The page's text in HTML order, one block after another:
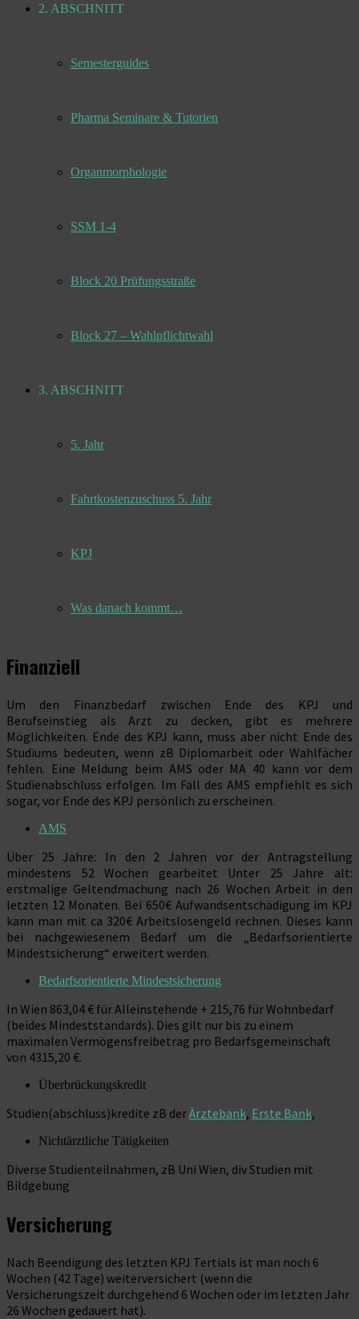
2. ABSCHNITT
Semesterguides
Pharma Seminare & Tutorien
Organmorphologie
SSM 1-4
Block 20 Prüfungsstraße
Block 27 – Wahlpflichtwahl
3. ABSCHNITT
5. Jahr
Fahrtkostenzuschuss 5. Jahr
KPJ
Was danach kommt…
Finanziell
Um den Finanzbedarf zwischen Ende des KPJ und
Berufseinstieg als Arzt zu decken, gibt es mehrere
Möglichkeiten. Ende des KPJ kann, muss aber nicht Ende des
Studiums bedeuten, wenn zB Diplomarbeit oder Wahlfächer
fehlen. Eine Meldung beim AMS oder MA 40 kann vor dem
Studienabschluss erfolgen. Im Fall des AMS empfiehlt es sich
sogar, vor Ende des KPJ persönlich zu erscheinen.
AMS
Über 25 Jahre: In den 2 Jahren vor der Antragstellung
mindestens 52 Wochen gearbeitet Unter 25 Jahre alt:
erstmalige Geltendmachung nach 26 Wochen Arbeit in den
letzten 12 Monaten. Bei 650€ Aufwandsentschädigung im KPJ
kann man mit ca 320€ Arbeitslosengeld rechnen. Dieses kann
bei nachgewiesenem Bedarf um die „Bedarfsorientierte
Mindestsicherung“ erweitert werden.
Bedarfsorientierte Mindestsicherung
In Wien 863,04 € für Alleinstehende + 215,76 für Wohnbedarf
(beides Mindeststandards). Dies gilt nur bis zu einem
maximalen Vermögensfreibetrag pro Bedarfsgemeinschaft
von 4315,20 €.
Überbrückungskredit
Studien(abschluss)kredite zB derÄrztebank, Erste Bank,
Nichtärztliche Tätigkeiten
Diverse Studienteilnahmen, zB Uni Wien, div Studien mit
Bildgebung
Versicherung
Nach Beendigung des letzten KPJ Tertials ist man noch 6
Wochen (42 Tage) weiterversichert (wenn die
Versicherungszeit durchgehend 6 Wochen oder im letzten Jahr
26 Wochen gedauert hat).